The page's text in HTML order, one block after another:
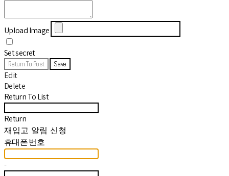
Upload Image
Set secret
Return To Post Save
Edit
Delete
Return To List
Return
재입고 알림 신청
휴대폰 번호
-